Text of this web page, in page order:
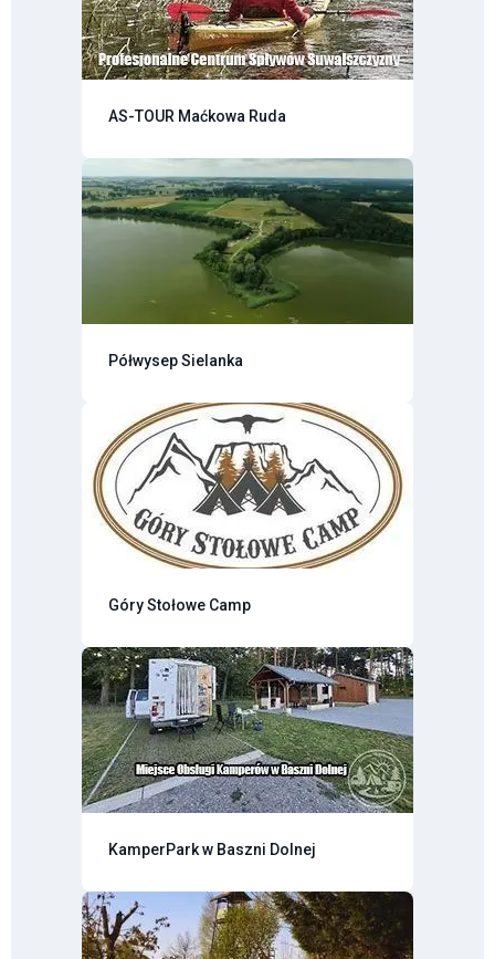
AS-TOUR Maćkowa Ruda
Półwysep Sielanka
Góry Stołowe Camp
KamperPark w Baszni Dolnej